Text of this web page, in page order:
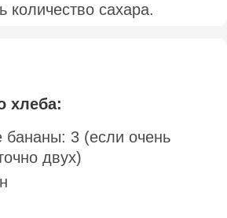
количество сахара.
хлеба:
бананы: 3 (если очень
двух)